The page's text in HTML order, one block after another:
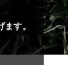
す。